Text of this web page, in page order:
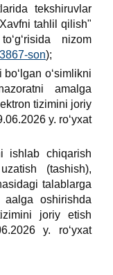
tekshiruvlar
tahlil qilish"
nizom
3867-son);
oʻsimlikni
amalga
tizimini joriy
y. roʻyхat
ishlab chiqarish
(tashish),
talablarga
oshirishda
joriy etish
y. roʻyхat